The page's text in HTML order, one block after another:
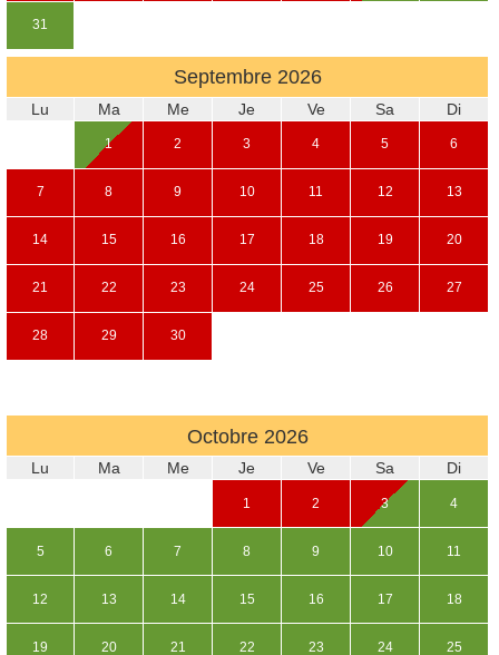
31
Septembre 2026
Lu Ma Me Je Ve Sa Di
1 2 3 4 5 6
7 8 9 10 11 12 13
14 15 16 17 18 19 20
21 22 23 24 25 26 27
28 29 30
Octobre 2026
Lu Ma Me Je Ve Sa Di
1 2 3 4
5 6 7 8 9 10 11
12 13 14 15 16 17 18
19 20 21 22 23 24 25